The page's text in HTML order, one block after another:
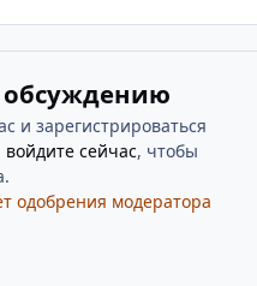
обсуждению
и зарегистрироваться
войдите сейчас, чтобы
одобрения модератора